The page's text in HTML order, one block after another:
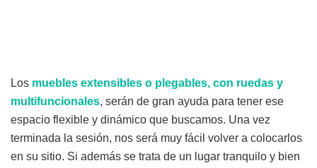
Los muebles extensibles o plegables, con ruedas y
multifuncionales, serán de gran ayuda para tener ese
espacio flexible y dinámico que buscamos. Una vez
terminada la sesión, nos será muy fácil volver a colocarlos
en su sitio. Si además se trata de un lugar tranquilo y bien